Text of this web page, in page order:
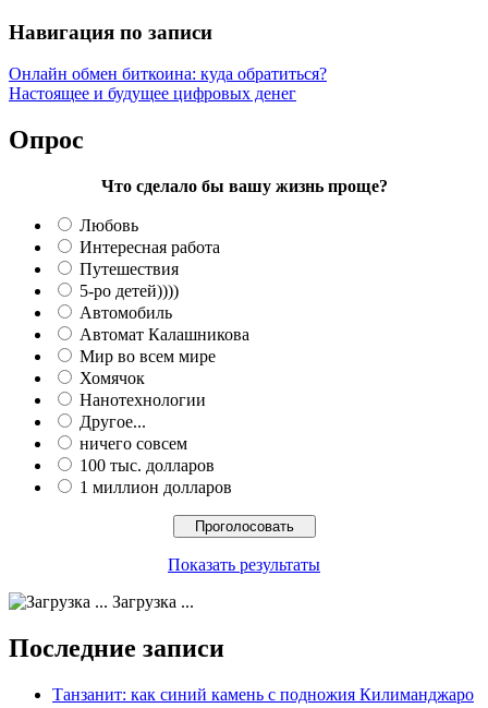
Навигация по записи
Онлайн обмен биткоина: куда обратиться?
Настоящее и будущее цифровых денег
Опрос
Что сделало бы вашу жизнь проще?
Любовь
Интересная работа
Путешествия
5-ро детей))))
Автомобиль
Автомат Калашникова
Мир во всем мире
Хомячок
Нанотехнологии
Другое...
ничего совсем
100 тыс. долларов
1 миллион долларов
Показать результаты
Загрузка ...
Последние записи
Танзанит: как синий камень с подножия Килиманджаро